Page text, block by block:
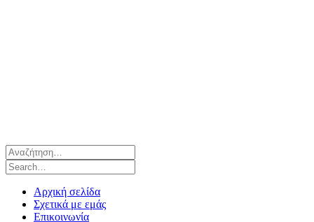
Αρχική σελίδα
Σχετικά με εμάς
Επικοινωνία